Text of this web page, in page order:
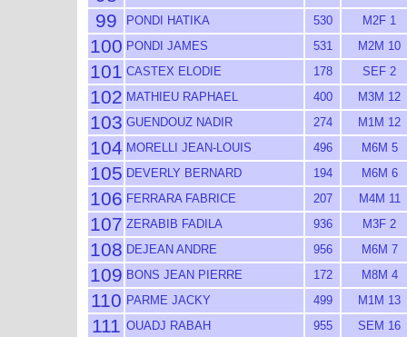
99 PONDI HATIKA 530 M2F 1
100 PONDI JAMES 531 M2M 10
101 CASTEX ELODIE 178 SEF 2
102 MATHIEU RAPHAEL 400 M3M 12
103 GUENDOUZ NADIR 274 M1M 12
104 MORELLI JEAN-LOUIS 496 M6M 5
105 DEVERLY BERNARD 194 M6M 6
106 FERRARA FABRICE 207 M4M 11
107 ZERABIB FADILA 936 M3F 2
108 DEJEAN ANDRE 956 M6M 7
109 BONS JEAN PIERRE 172 M8M 4
110 PARME JACKY 499 M1M 13
111 OUADJ RABAH 955 SEM 16